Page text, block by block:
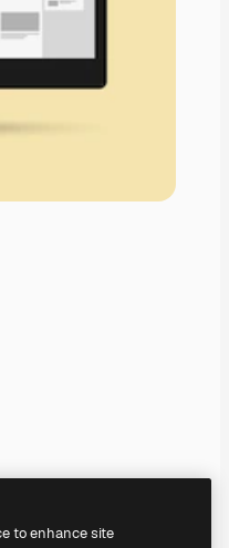
to enhance site